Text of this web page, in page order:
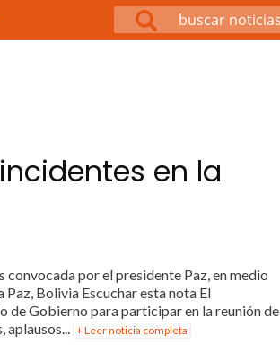
en la
por el presidente Paz, en medio
Bolivia Escuchar esta nota El
de Gobierno para participar en la reunión de
aplausos... + Leer noticia completa